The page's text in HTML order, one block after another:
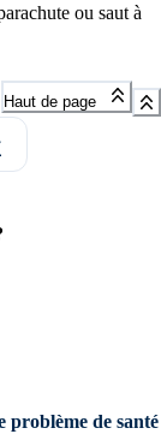
ou saut à
Haut de page
problème de santé